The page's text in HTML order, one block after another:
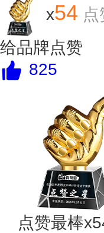
x54 点
给品牌点赞
825
点赞最棒